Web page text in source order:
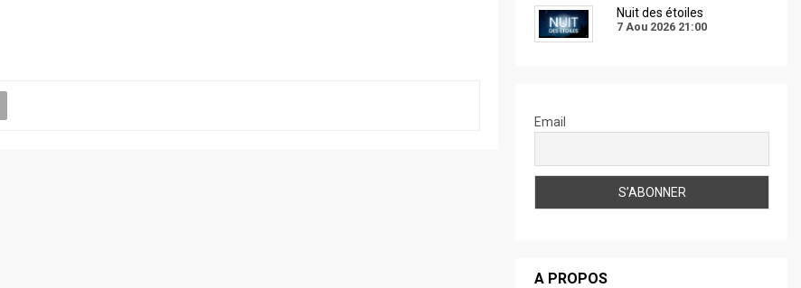
Nuit des étoiles
7 Aou 2026 21:00
Email
A PROPOS